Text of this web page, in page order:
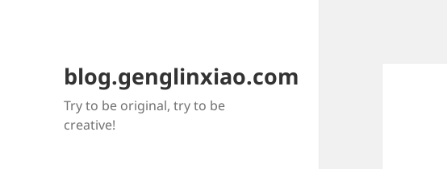
blog.genglinxiao.com
Try to be original, try to be
creative!